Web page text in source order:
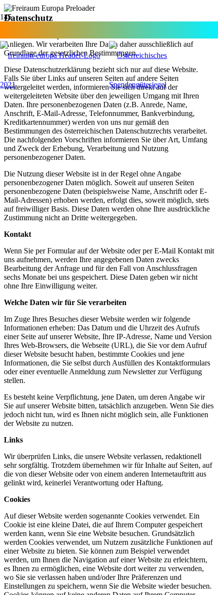
Datenschutz
Anliegen. Wir verarbeiten Ihre Daten daher ausschließlich auf
Grundlage der gesetzlichen Bestimmungen.
Diese Datenschutzerklärung bezieht sich nur auf diese Website.
Falls Sie über Links auf unseren Seiten auf andere Seiten
weitergeleitet werden, informieren Sie sich direkt auf der
weitergeleiteten Website über den jeweiligen Umgang mit Ihren
Daten. Ihre personenbezogenen Daten (z.B. Anrede, Name,
Anschrift, E-Mail-Adresse, Telefonnummer, Bankverbindung,
Kreditkartennummer) werden von uns nur gemäß den
Bestimmungen des österreichischen Datenschutzrechts verarbeitet.
Die nachfolgenden Vorschriften informieren Sie über Art, Umfang
und Zweck der Erhebung, Verarbeitung und Nutzung
personenbezogener Daten.
Die Nutzung dieser Website ist in der Regel ohne Angabe
personenbezogener Daten möglich. Soweit auf unseren Seiten
personenbezogene Daten (beispielsweise Name, Anschrift oder E-
Mail-Adressen) erhoben werden, erfolgt dies, soweit möglich, stets
auf freiwilliger Basis. Diese Daten werden ohne Ihre ausdrückliche
Zustimmung nicht an Dritte weitergegeben.
Kontakt
Wenn Sie per Formular auf der Website oder per E-Mail Kontakt mit
uns aufnehmen, werden Ihre angegebenen Daten zwecks
Bearbeitung der Anfrage und für den Fall von Anschlussfragen
sechs Monate bei uns gespeichert. Diese Daten geben wir nicht
ohne Ihre Einwilligung weiter.
Welche Daten wir für Sie verarbeiten
Im Zuge Ihres Besuches dieser Website werden wir folgende
Informationen erheben: Das Datum und die Uhrzeit des Aufrufs
einer Seite auf unserer Website, Ihre IP-Adresse, Name und Version
Ihres Web-Browsers, die Webseite (URL), die Sie vor dem Aufruf
dieser Website besucht haben, bestimmte Cookies und jene
Informationen, die Sie selbst durch Ausfüllen des Kontaktformulars
oder einer eventuelle Anmeldung zum Newsletter zur Verfügung
stellen.
Es besteht keine Verpflichtung, jene Daten, um deren Angabe wir
Sie auf unserer Website bitten, tatsächlich anzugeben. Wenn Sie dies
jedoch nicht tun, wird es Ihnen nicht möglich sein, alle Funktionen
der Website zu nutzen.
Links
Wir überprüfen Links, die unsere Website verlassen, redaktionell
sehr sorgfältig. Trotzdem übernehmen wir für Inhalte auf Seiten, auf
die von dieser Website oder von einem anderen Internetauftritt aus
gelinkt wird, keinerlei Verantwortung oder Haftung.
Cookies
Auf dieser Website werden sogenannte Cookies verwendet. Ein
Cookie ist eine kleine Datei, die auf Ihrem Computer gespeichert
werden kann, wenn Sie eine Website besuchen. Grundsätzlich
werden Cookies verwendet, um Nutzern zusätzliche Funktionen auf
einer Website zu bieten. Sie können zum Beispiel verwendet
werden, um Ihnen die Navigation auf einer Website zu erleichtern,
es Ihnen zu ermöglichen, eine Website dort weiter zu verwenden,
wo Sie sie verlassen haben und/oder Ihre Präferenzen und
Einstellungen zu speichern, wenn Sie die Website wieder besuchen.